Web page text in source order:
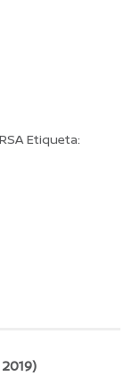
Etiqueta: